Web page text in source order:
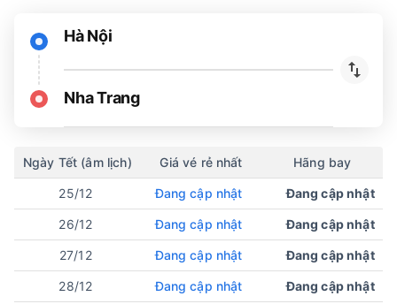
Hà Nội
Nha Trang
Ngày Tết (âm lịch) Giá vé rẻ nhất Hãng bay
25/12 Đang cập nhật Đang cập nhật
26/12 Đang cập nhật Đang cập nhật
27/12 Đang cập nhật Đang cập nhật
28/12 Đang cập nhật Đang cập nhật